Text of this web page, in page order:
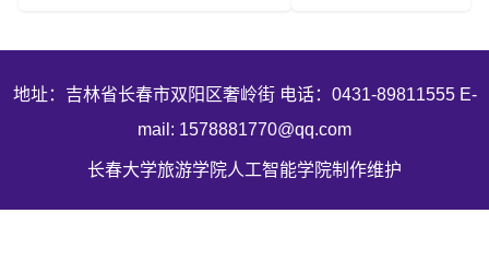
地址：吉林省长春市双阳区奢岭街 电话：0431-89811555 E-
mail: 1578881770@qq.com
长春大学旅游学院人工智能学院制作维护